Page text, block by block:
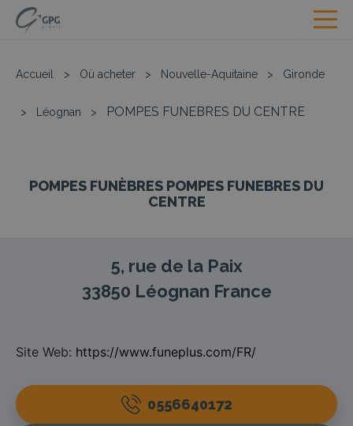
Accueil > Où acheter > Nouvelle-Aquitaine > Gironde
> Léognan > POMPES FUNEBRES DU CENTRE
POMPES FUNÈBRES POMPES FUNEBRES DU
CENTRE
5, rue de la Paix
33850 Léognan France
Site Web: https://www.funeplus.com/FR/
0556640172